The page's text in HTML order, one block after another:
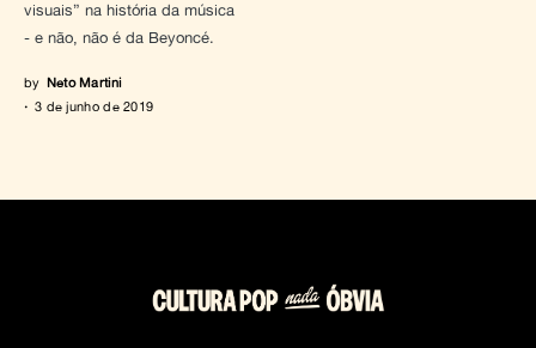
visuais” na história da música
- e não, não é da Beyoncé.
by Neto Martini
3 de junho de 2019